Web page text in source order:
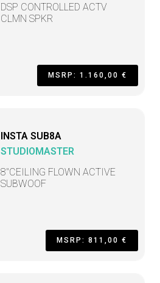
DSP CONTROLLED ACTV
CLMN SPKR
MSRP: 1.160,00 €
INSTA SUB8A
STUDIOMASTER
8"CEILING FLOWN ACTIVE
SUBWOOF
MSRP: 811,00 €